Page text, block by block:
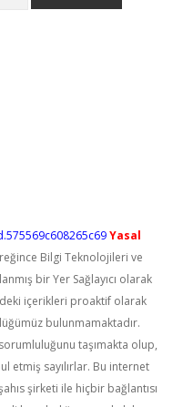
Yasal
Bilgi Teknolojileri ve
bir Yer Sağlayıcı olarak
içerikleri proaktif olarak
bulunmamaktadır.
taşımakta olup,
etmiş sayılırlar. Bu internet
şirketi ile hiçbir bağlantısı